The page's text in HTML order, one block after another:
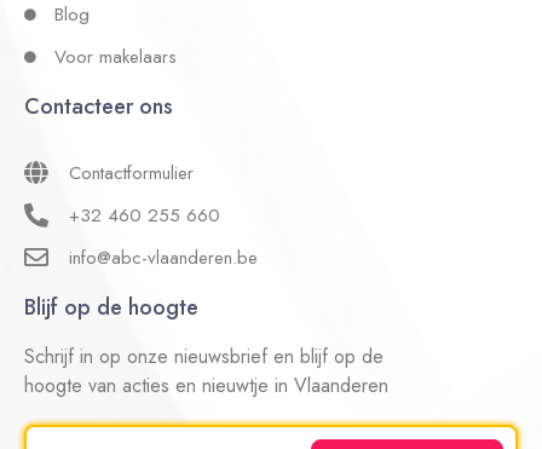
Blog
Voor makelaars
Contacteer ons
Contactformulier
+32 460 255 660
info@abc-vlaanderen.be
Blijf op de hoogte
Schrijf in op onze nieuwsbrief en blijf op de
hoogte van acties en nieuwtje in Vlaanderen